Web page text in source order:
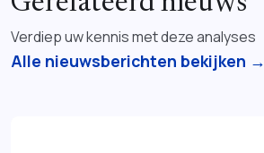
Verdiep uw kennis met deze analyses
Alle nieuwsberichten bekijken →